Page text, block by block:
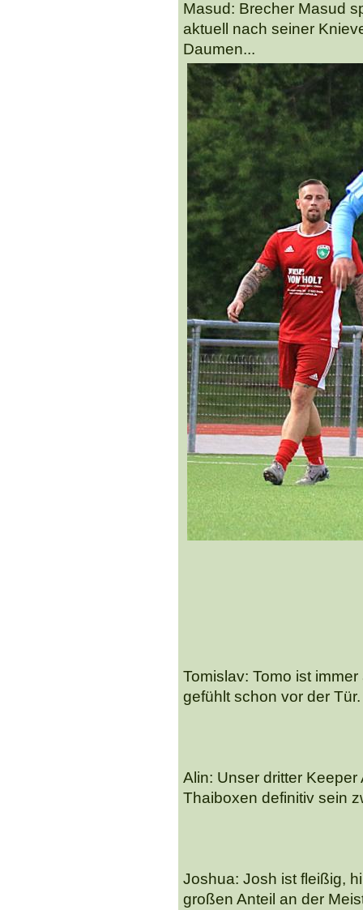
Masud: Brecher Masud
aktuell nach seiner
Daumen...
Tomislav: Tomo ist
gefühlt schon vor der Tür.
Alin: Unser dritter
Thaiboxen definitiv sein
Joshua: Josh ist fleißig,
großen Anteil an der